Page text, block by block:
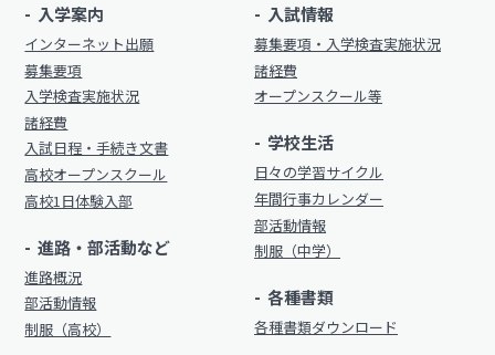
新着情報
明訓の学び（カリキュラムポリシー）
施設紹介
今月の予定
よくある質問
明訓同窓会
動画ライブラリー
卒業生調査書交付手順
各種証明書交付手順
学校案内
新着情報
明訓の学び（カリキュラムポリシー）
施設紹介
今月の予定
入学案内
インターネット出願
募集要項
入学検査実施状況
諸経費
入試日程・手続き文書
高校オープンスクール
高校1日体験入部
進路・部活動など
進路概況
部活動情報
制服（高校）
入試情報
募集要項・入学検査実施状況
諸経費
オープンスクール等
学校生活
日々の学習サイクル
年間行事カレンダー
部活動情報
制服（中学）
各種書類
各種書類ダウンロード